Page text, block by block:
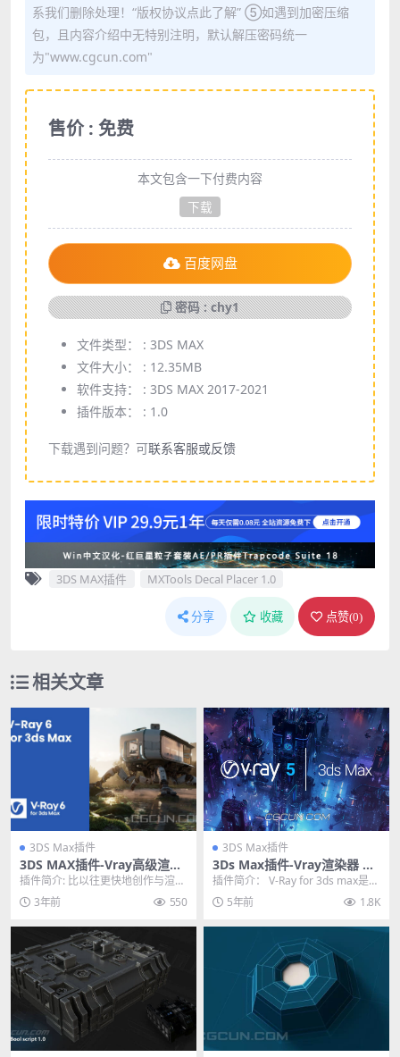
系我们删除处理！“版权协议点此了解” ⑤如遇到加密压缩
包，且内容介绍中无特别注明，默认解压密码统一
为"www.cgcun.com"
售价 : 免费
本文包含一下付费内容
下载
百度网盘
密码 : chy1
文件类型： : 3DS MAX
文件大小： : 12.35MB
软件支持： : 3DS MAX 2017-2021
插件版本： : 1.0
下载遇到问题？可联系客服或反馈
3DS MAX插件 MXTools Decal Placer 1.0
分享 收藏 点赞(0)
相关文章
3DS Max插件
3DS MAX插件-Vray高级渲染
器插件 V-Ray V6.01.00 WIN
插件简介: 比以往更快地创作与渲
染。 轻松使用数百万 3D 对象布置
您的场景，快...
3年前 550
3DS Max插件
3Ds Max插件-Vray渲染器 V-
Ray v5.20.02正式破解版 含官
方材质预设库
插件简介： V-Ray for 3ds max是3
ds max的专业渲染器，是专...
5年前 1.8K